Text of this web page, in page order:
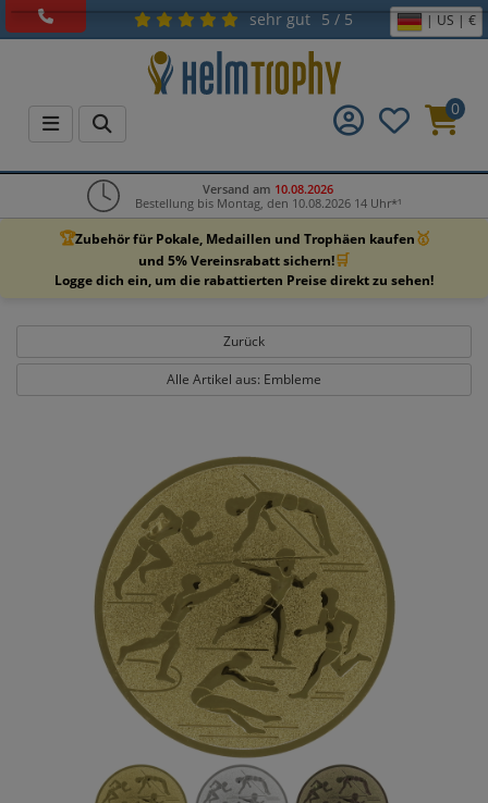
sehr gut 5 / 5 | US | €
0
Versand am 10.08.2026
Bestellung bis Montag, den 10.08.2026 14 Uhr*¹
🏆Zubehör für Pokale, Medaillen und Trophäen kaufen🥇
und 5% Vereinsrabatt sichern!🛒
Logge dich ein, um die rabattierten Preise direkt zu sehen!
Zurück
Alle Artikel aus: Embleme